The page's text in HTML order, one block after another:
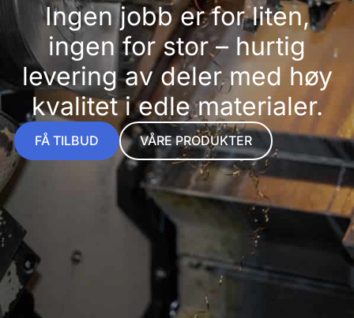
Ingen jobb er for liten,
ingen for stor – hurtig
levering av deler med høy
kvalitet i edle materialer.
FÅ TILBUD VÅRE PRODUKTER